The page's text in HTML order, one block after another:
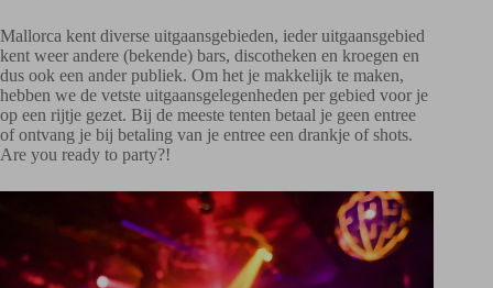
Mallorca kent diverse uitgaansgebieden, ieder uitgaansgebied
kent weer andere (bekende) bars, discotheken en kroegen en
dus ook een ander publiek. Om het je makkelijk te maken,
hebben we de vetste uitgaansgelegenheden per gebied voor je
op een rijtje gezet. Bij de meeste tenten betaal je geen entree
of ontvang je bij betaling van je entree een drankje of shots.
Are you ready to party?!